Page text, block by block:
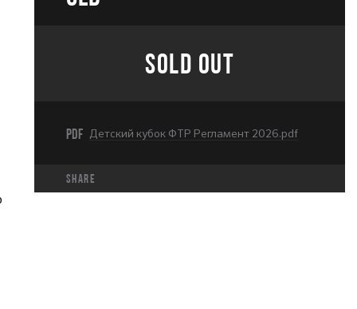
SOLD OUT
PDF Детский кубок ФТР Регламент 2026.pdf
share